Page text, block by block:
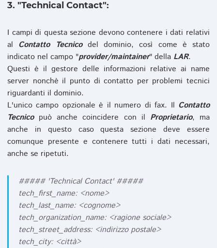
3. "Technical Contact":
I campi di questa sezione devono contenere i dati relativi
al Contatto Tecnicodel dominio, così come è stato
indicato nel campo "provider/maintainer" della LAR.
Questi è il gestore delle informazioni relative ai name
server nonchè il punto di contatto per problemi tecnici
riguardanti il dominio.
L'unico campo opzionale è il numero di fax. Il Contatto
Tecnicopuò anche coincidere con il Proprietario, ma
anche in questo caso questa sezione deve essere
comunque presente e contenere tutti i dati necessari,
anche se ripetuti.
##### 'Technical Contact' #####
tech_first_name: <nome>
tech_last_name: <cognome>
tech_organization_name: <ragione sociale>
tech_street_address: <indirizzo postale>
tech_city: <città>